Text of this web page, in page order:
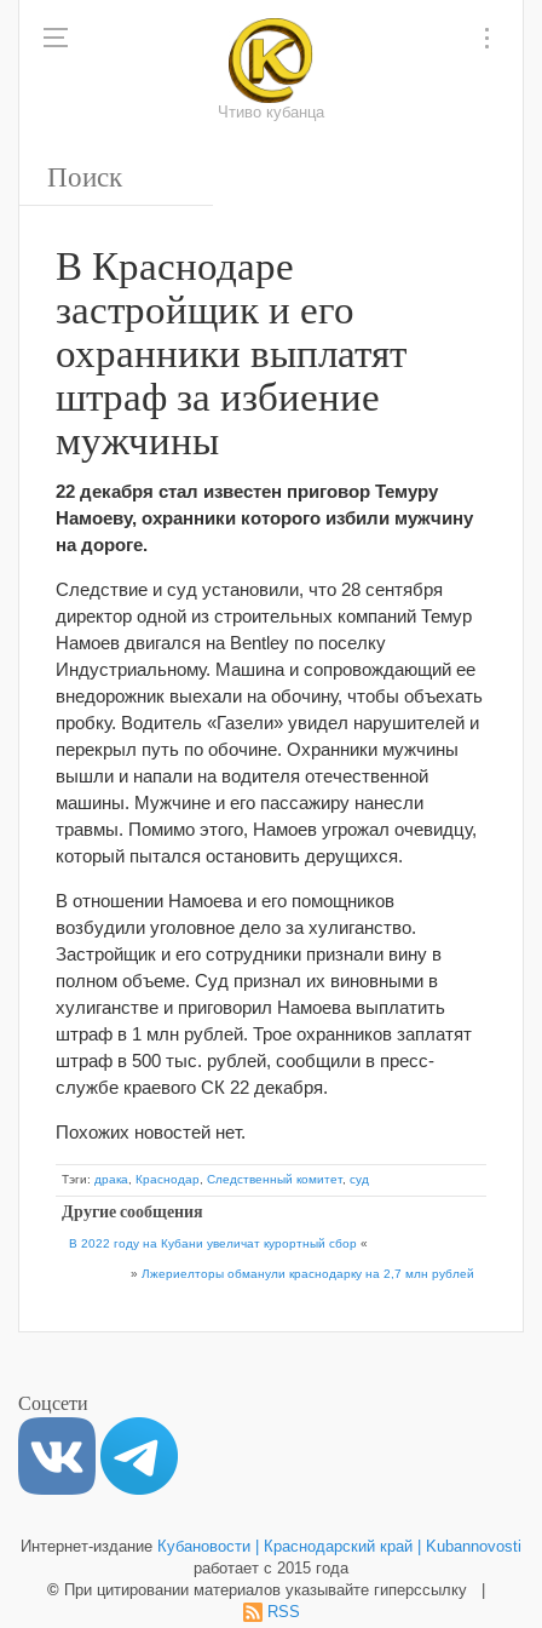
Чтиво кубанца
В Краснодаре
застройщик и его
охранники выплатят
штраф за избиение
мужчины
22 декабря стал известен приговор Темуру
Намоеву, охранники которого избили мужчину
на дороге.
Следствие и суд установили, что 28 сентября
директор одной из строительных компаний Темур
Намоев двигался на Bentley по поселку
Индустриальному. Машина и сопровождающий ее
внедорожник выехали на обочину, чтобы объехать
пробку. Водитель «Газели» увидел нарушителей и
перекрыл путь по обочине. Охранники мужчины
вышли и напали на водителя отечественной
машины. Мужчине и его пассажиру нанесли
травмы. Помимо этого, Намоев угрожал очевидцу,
который пытался остановить дерущихся.
В отношении Намоева и его помощников
возбудили уголовное дело за хулиганство.
Застройщик и его сотрудники признали вину в
полном объеме. Суд признал их виновными в
хулиганстве и приговорил Намоева выплатить
штраф в 1 млн рублей. Трое охранников заплатят
штраф в 500 тыс. рублей, сообщили в пресс-
службе краевого СК 22 декабря.
Похожих новостей нет.
Тэги: драка Краснодар Следственный комитет, суд
Другие сообщения
В 2022 году на Кубани увеличат курортный сбор «
» Лжериелторы обманули краснодарку на 2,7 млн рублей
Соцсети
Интернет-издание Кубановости | Краснодарский край | Kubannovosti
работает с 2015 года
© При цитировании материалов указывайте гиперссылку |
RSS